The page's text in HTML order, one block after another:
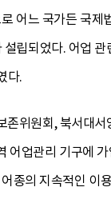
어느 국가든 국제
립되었다. 어업
다.
위원회, 북서대서
업관리 기구에
종의 지속적인 이